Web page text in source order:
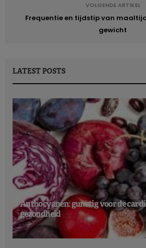
VOLGENDE ARTIKEL
Frequentie en tijdstip van
gewicht
LATEST POSTS
Anthocyanen: gunstig voor de
gezondheid